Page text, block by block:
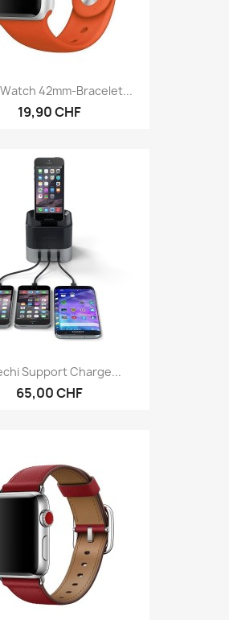
42mm-Bracelet...
19,90 CHF
Support Charge...
65,00 CHF